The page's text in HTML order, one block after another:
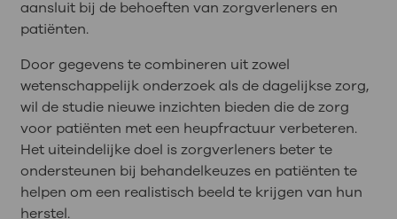
aansluit bij de behoeften van zorgverleners en
patiënten.
Door gegevens te combineren uit zowel
wetenschappelijk onderzoek als de dagelijkse zorg,
wil de studie nieuwe inzichten bieden die de zorg
voor patiënten met een heupfractuur verbeteren.
Het uiteindelijke doel is zorgverleners beter te
ondersteunen bij behandelkeuzes en patiënten te
helpen om een realistisch beeld te krijgen van hun
herstel.